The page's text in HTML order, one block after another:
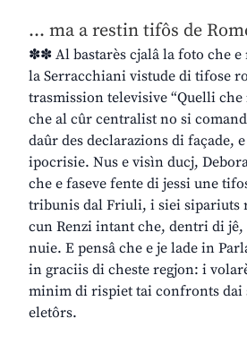
… ma a restin tifôs de
✽✽ Al bastarès cjalâ la foto che e
la Serracchiani vistude di tifose
trasmission televisive “Quelli
che al cûr centralist no si
daûr des declarazions di façade,
ipocrisie. Nus e visìn ducj,
che e faseve fente di jessi une
tribunis dal Friuli, i siei sipariuts
cun Renzi intant che, dentri di
nuie. E pensâ che e je lade in
in graciis di cheste regjon: i
minim di rispiet tai confronts dai
eletôrs.